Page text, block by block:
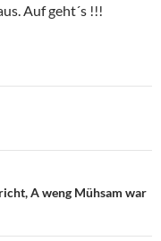
Auf geht´s !!!
A weng Mühsam war